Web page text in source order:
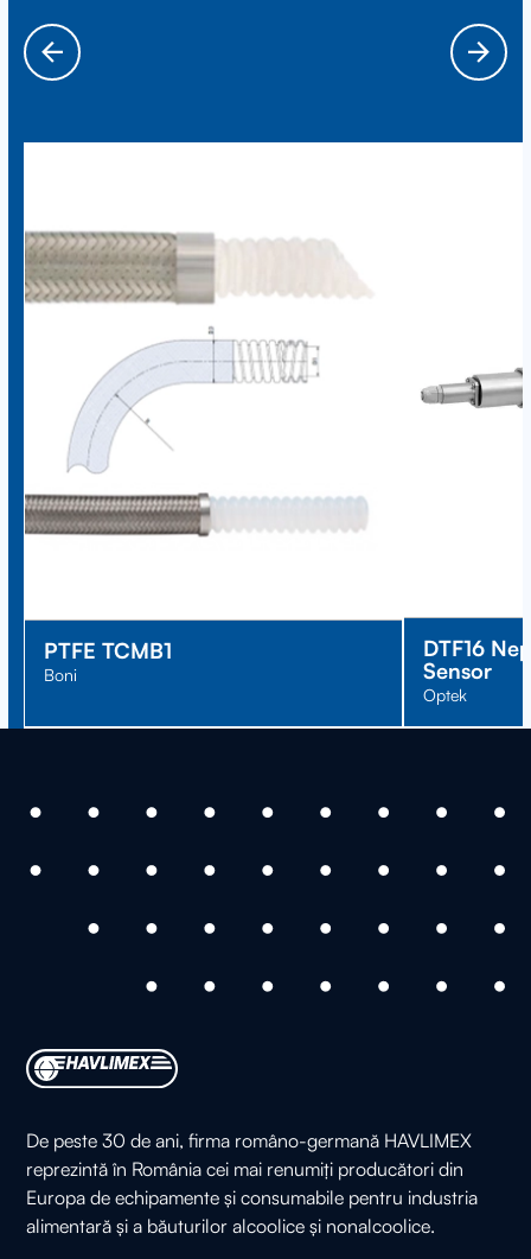
PTFE TCMB1
Boni
DTF16
Sensor
Optek
De peste 30 de ani, firma româno-germană HAVLIMEX
reprezintă în România cei mai renumiți producători din
Europa de echipamente și consumabile pentru industria
alimentară și a băuturilor alcoolice și nonalcoolice.